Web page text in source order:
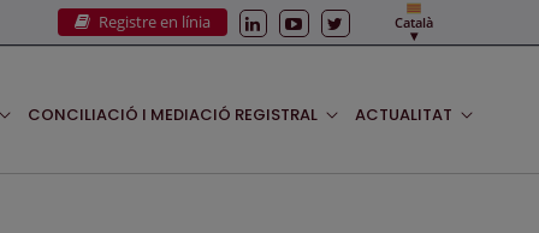
Registre en línia Català
CONCILIACIÓ I MEDIACIÓ REGISTRAL ACTUALITAT